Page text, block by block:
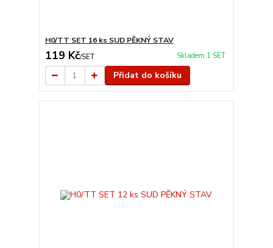
H0/TT SET 16 ks SUD PĚKNÝ STAV
119 Kč/SET Skladem 1 SET
Přidat do košíku